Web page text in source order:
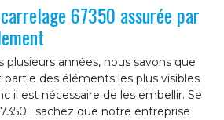
67350 assurée par
plusieurs années, nous savons que
des éléments les plus visibles
il est nécessaire de les embellir. Se
; sachez que notre entreprise